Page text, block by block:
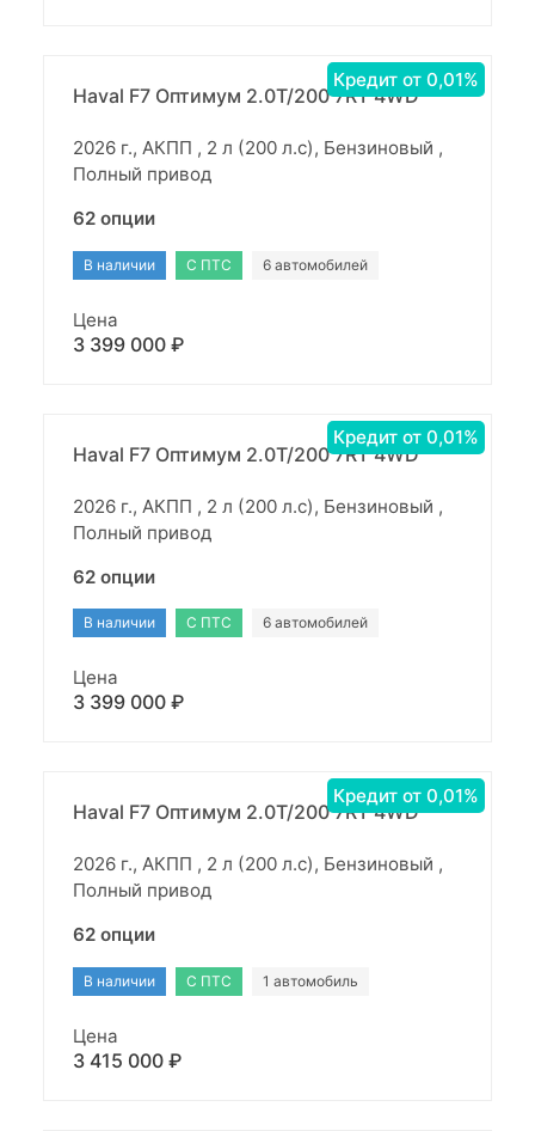
Кредит от 0,01%
Haval F7 Оптимум 2.0T/200 7RT 4WD
2026 г., АКПП , 2 л (200 л.с), Бензиновый ,
Полный привод
62 опции
В наличии С ПТС 6 автомобилей
Цена
3 399 000 ₽
Кредит от 0,01%
Haval F7 Оптимум 2.0T/200 7RT 4WD
2026 г., АКПП , 2 л (200 л.с), Бензиновый ,
Полный привод
62 опции
В наличии С ПТС 6 автомобилей
Цена
3 399 000 ₽
Кредит от 0,01%
Haval F7 Оптимум 2.0T/200 7RT 4WD
2026 г., АКПП , 2 л (200 л.с), Бензиновый ,
Полный привод
62 опции
В наличии С ПТС 1 автомобиль
Цена
3 415 000 ₽